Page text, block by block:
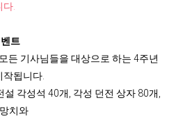
.
트
든 기사님들을 대상으로 하는 4주년
됩니다.
각성석 40개, 각성 던전 상자 80개,
치와